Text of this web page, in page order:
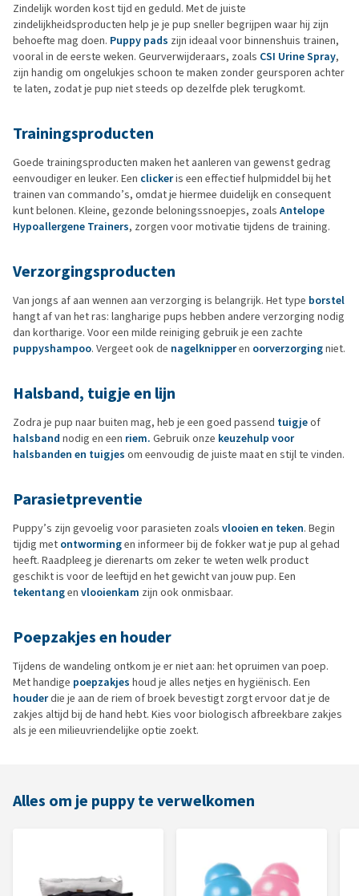
Zindelijk worden kost tijd en geduld. Met de juiste
zindelijkheidsproducten help je je pup sneller begrijpen waar hij zijn
behoefte mag doen. Puppy pads zijn ideaal voor binnenshuis trainen,
vooral in de eerste weken. Geurverwijderaars, zoals CSI Urine Spray,
zijn handig om ongelukjes schoon te maken zonder geursporen achter
te laten, zodat je pup niet steeds op dezelfde plek terugkomt.
Trainingsproducten
Goede trainingsproducten maken het aanleren van gewenst gedrag
eenvoudiger en leuker. Een clickeris een effectief hulpmiddel bij het
trainen van commando’s, omdat je hiermee duidelijk en consequent
kunt belonen. Kleine, gezonde beloningssnoepjes, zoals Antelope
Hypoallergene Trainers, zorgen voor motivatie tijdens de training.
Verzorgingsproducten
Van jongs af aan wennen aan verzorging is belangrijk. Het type borstel
hangt af van het ras: langharige pups hebben andere verzorging nodig
dan kortharige. Voor een milde reiniging gebruik je een zachte
puppyshampoo. Vergeet ook de nagelknipperen oorverzorgingniet.
Halsband, tuigje en lijn
Zodra je pup naar buiten mag, heb je een goed passend tuigjeof
halsband nodig en een riem. Gebruik onze keuzehulp voor
halsbanden en tuigjes om eenvoudig de juiste maat en stijl te vinden.
Parasietpreventie
Puppy’s zijn gevoelig voor parasieten zoals vlooien en teken. Begin
tijdig met ontwormingen informeer bij de fokker wat je pup al gehad
heeft. Raadpleeg je dierenarts om zeker te weten welk product
geschikt is voor de leeftijd en het gewicht van jouw pup. Een
tekentangen vlooienkam zijn ook onmisbaar.
Poepzakjes en houder
Tijdens de wandeling ontkom je er niet aan: het opruimen van poep.
Met handige poepzakjes houd je alles netjes en hygiënisch. Een
houderdie je aan de riem of broek bevestigt zorgt ervoor dat je de
zakjes altijd bij de hand hebt. Kies voor biologisch afbreekbare zakjes
als je een milieuvriendelijke optie zoekt.
Alles om je puppy te verwelkomen